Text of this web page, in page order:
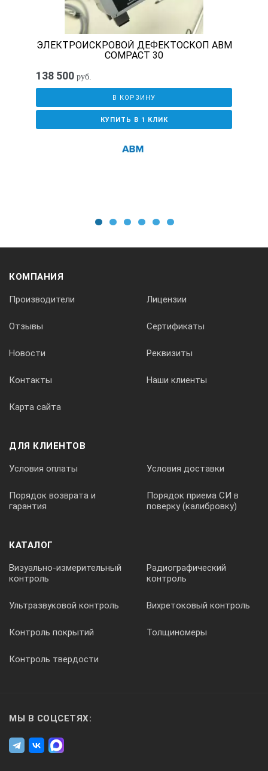
включение тумблера подачи импульсов на
световая
Виды индикации:
световая
штанги поисковой
520x140x240
блока питания и управления
штанги поисковой
ЭЛЕКТРОИСКРОВОЙ ДЕФЕКТОСКОП АВМ
COMPACT 30
138 500 руб.
В КОРЗИНУ
КУПИТЬ В 1 КЛИК
КОМПАНИЯ
Производители Лицензии
Отзывы Сертификаты
Новости Реквизиты
Контакты Наши клиенты
Карта сайта
ДЛЯ КЛИЕНТОВ
Условия оплаты Условия доставки
Порядок возврата и
гарантия
Порядок приема СИ в
поверку (калибровку)
КАТАЛОГ
Визуально-измерительный
контроль
Радиографический
контроль
Ультразвуковой контроль Вихретоковый контроль
Контроль покрытий Толщиномеры
Контроль твердости
МЫ В СОЦСЕТЯХ: